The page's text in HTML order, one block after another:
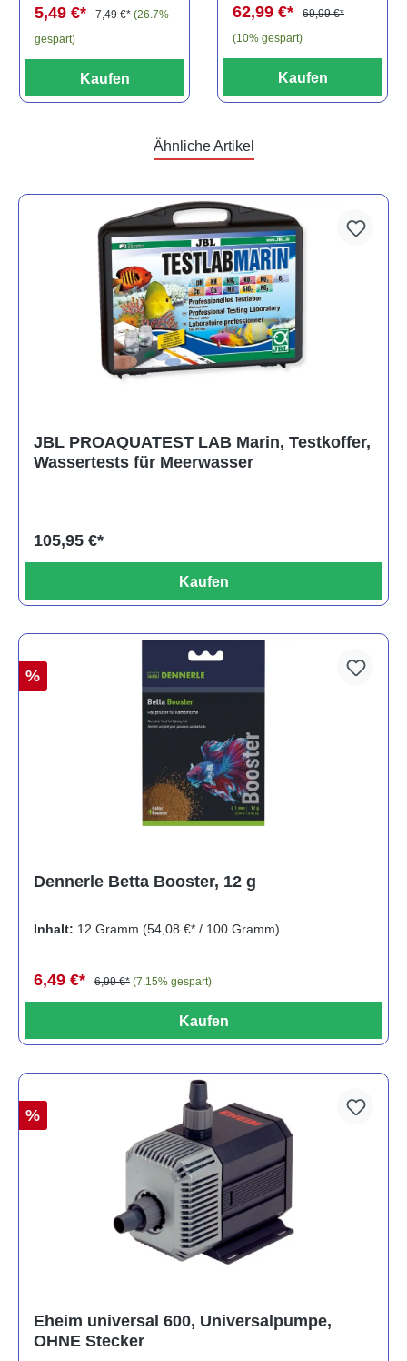
5,49 €* 7,49 €* (26.7%
gespart)
Kaufen
62,99 €*
69,99 €*
(10% gespart)
Kaufen
Ähnliche Artikel
JBL PROAQUATEST LAB Marin, Testkoffer,
Wassertests für Meerwasser
105,95 €*
Kaufen
%
Dennerle Betta Booster, 12 g
Inhalt: 12 Gramm (54,08 €* / 100 Gramm)
6,49 €* 6,99 €* (7.15% gespart)
Kaufen
%
Eheim universal 600, Universalpumpe,
OHNE Stecker